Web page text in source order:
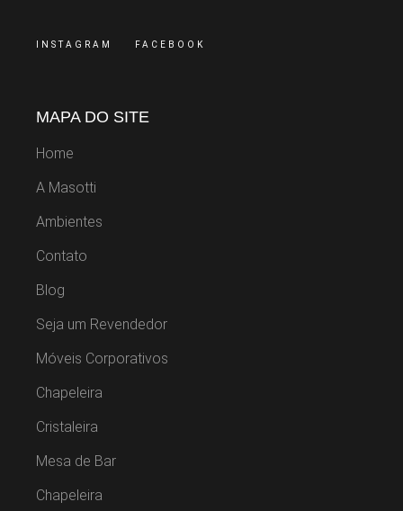
INSTAGRAM FACEBOOK
MAPA DO SITE
Home
A Masotti
Ambientes
Contato
Blog
Seja um Revendedor
Móveis Corporativos
Chapeleira
Cristaleira
Mesa de Bar
Chapeleira